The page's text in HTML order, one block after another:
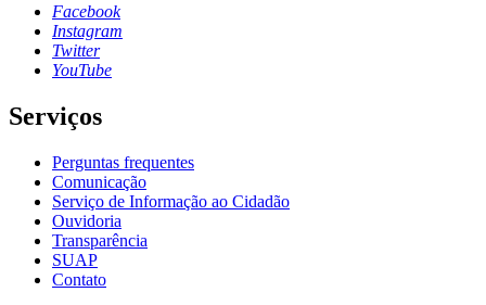
Facebook
Instagram
Twitter
YouTube
Serviços
Perguntas frequentes
Comunicação
Serviço de Informação ao Cidadão
Ouvidoria
Transparência
SUAP
Contato